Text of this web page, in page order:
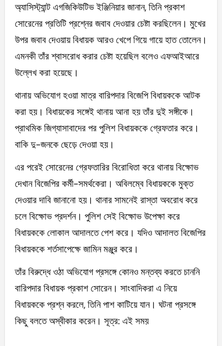
অ্যাসিস্ট্যান্ট এগজিকিউটিভ ইঞ্জিনিয়ার জানান, তিনি প্রকাশ
সোরেনের প্রতিটি প্রশ্নের জবাব দেওয়ার চেষ্টা করছিলেন। মুখের
উপর জবাব দেওয়ায় বিধায়ক আরও খেপে গিয়ে গায়ে হাত তোলেন।
এমনকী তাঁর শ্বাসরোধ করার চেষ্টা হয়েছিল বলেও এফআইআরে
উল্লেখ করা হয়েছে।
থানায় অভিযোগ হওয়া মাত্র বারিপদার বিজেপি বিধায়ককে আটক
করা হয়। বিধায়কের সঙ্গেই থানায় আনা হয় তাঁর দুই সঙ্গীকে।
প্রাথমিক জিগ্যাসাবাদের পর পুলিশ বিধায়ককে গ্রেফতার করে।
বাকি দু-জনকে ছেড়ে দেওয়া হয়।
এর পরেই সোরেনের গ্রেফতারির বিরোধিতা করে থানায় বিক্ষোভ
দেখান বিজেপির কর্মী-সমর্থকেরা। অবিলম্বে বিধায়ককে মুক্ত
দেওয়ার দাবি জানানো হয়। থানার সামনেই রাস্তা অবরোধ করে
চলে বিক্ষোভ প্রদর্শন। পুলিশ সেই বিক্ষোভ উপেক্ষা করে
বিধায়ককে লোকাল আদালতে পেশ করে। যদিও আদালত বিজেপির
বিধায়ককে শর্তসাপেক্ষে জামিন মঞ্জুর করে।
তাঁর বিরুদ্ধে ওঠা অভিযোগ প্রসঙ্গে কোনও মন্তব্য করতে চাননি
বারিপদার বিধায়ক প্রকাশ সোরেন। সাংবাদিকরা এ নিয়ে
বিধায়ককে প্রশ্ন করলে, তিনি পাশ কাটিয়ে যান। ঘটনা প্রসঙ্গে
কিছু বলতে অস্বীকার করেন। সূত্র: এই সময়